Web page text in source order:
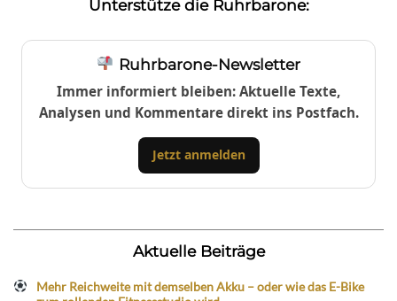
Unterstütze die Ruhrbarone:
Ruhrbarone-Newsletter
Immer informiert bleiben: Aktuelle Texte,
Analysen und Kommentare direkt ins Postfach.
Jetzt anmelden
Aktuelle Beiträge
Mehr Reichweite mit demselben Akku – oder wie das E-Bike